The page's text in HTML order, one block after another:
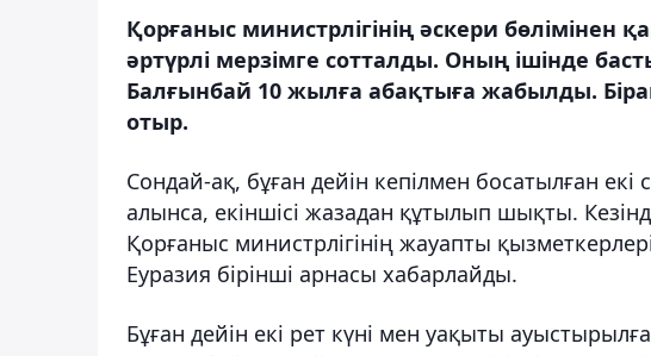
Қорғаныс министрлігінің әскери бөлімінен
әртүрлі мерзімге сотталды. Оның ішінде
Балғынбай 10 жылға абақтыға жабылды.
отыр.
Сондай-ақ, бұған дейін кепілмен босатылған
алынса, екіншісі жазадан құтылып шықты.
Қорғаныс министрлігінің жауапты
Еуразия бірінші арнасы хабарлайды.
Бұған дейін екі рет күні мен уақыты